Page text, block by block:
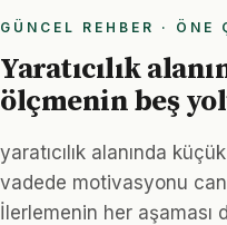
GÜNCEL REHBER · ÖNE
Yaratıcılık
ölçmenin beş
yaratıcılık alanında
vadede motivasyonu
İlerlemenin her aşaması